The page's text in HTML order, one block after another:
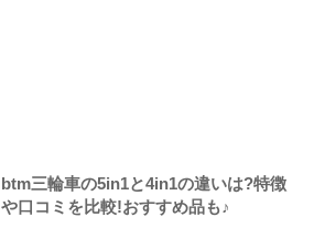
btm三輪車の5in1と4in1の違いは?特徴
や口コミを比較!おすすめ品も♪